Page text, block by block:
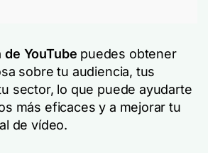
YouTube puedes obtener
sobre tu audiencia, tus
sector, lo que puede ayudarte
más eficaces y a mejorar tu
de vídeo.